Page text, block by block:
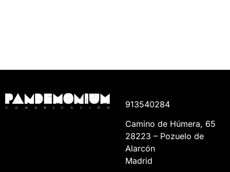
913540284
Camino de Húmera, 65
28223 – Pozuelo de
Alarcón
Madrid